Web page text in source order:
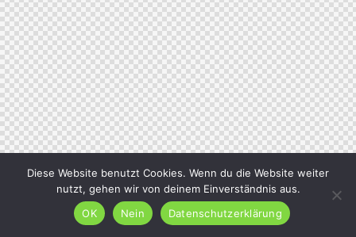
Diese Website benutzt Cookies. Wenn du die Website weiter
nutzt, gehen wir von deinem Einverständnis aus.
OK
Nein Datenschutzerklärung